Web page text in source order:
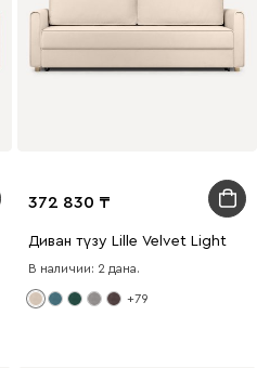
372 830
Диван түзу Lille Velvet Light
В наличии: 2 дана.
+79